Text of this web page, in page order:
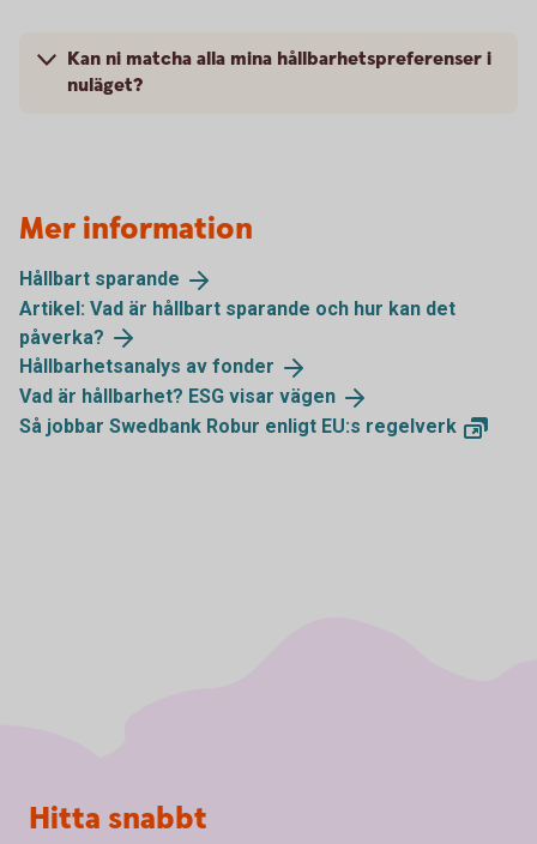
Kan ni matcha alla mina hållbarhetspreferenser i
nuläget?
Mer information
Hållbart sparande
Artikel: Vad är hållbart sparande och hur kan det
påverka?
Hållbarhetsanalys av fonder
Vad är hållbarhet? ESG visar vägen
Så jobbar Swedbank Robur enligt EU:s regelverk
Sidfot
Hitta snabbt